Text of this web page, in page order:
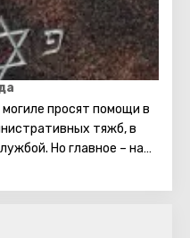
просят помощи в
тяжб, в
Но главное – на
вопросам,